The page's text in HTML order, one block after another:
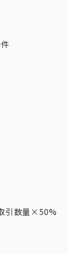
引数量×50%